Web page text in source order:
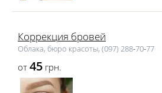
Коррекция бровей
Облака, бюро красоты, (097) 288‑70‑77
от 45 грн.